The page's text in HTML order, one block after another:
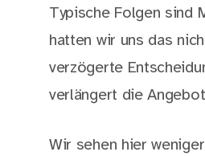
Typische Folgen sind
hatten wir uns das
verzögerte
verlängert die
Wir sehen hier